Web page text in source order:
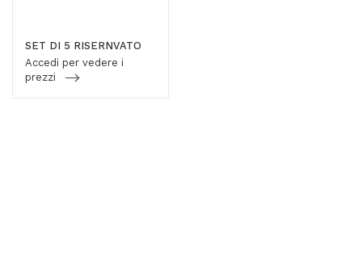
SET DI 5 RISERNVATO
Accedi per vedere i
prezzi